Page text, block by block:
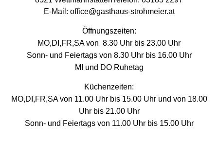
E-Mail: office@gasthaus-strohmeier.at
Öffnungszeiten:
MO,DI,FR,SA von 8.30 Uhr bis 23.00 Uhr
Sonn- und Feiertags von 8.30 Uhr bis 16.00 Uhr
MI und DO Ruhetag
Küchenzeiten:
MO,DI,FR,SA von 11.00 Uhr bis 15.00 Uhr und von 18.00
Uhr bis 21.00 Uhr
Sonn- und Feiertags von 11.00 Uhr bis 15.00 Uhr